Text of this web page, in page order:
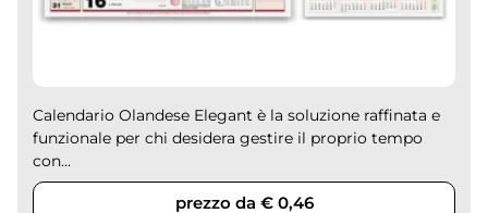
Calendario Olandese Elegant è la soluzione raffinata e
funzionale per chi desidera gestire il proprio tempo
con...
prezzo da € 0,46